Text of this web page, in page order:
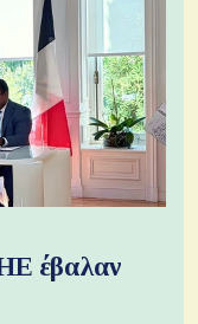
έβαλαν